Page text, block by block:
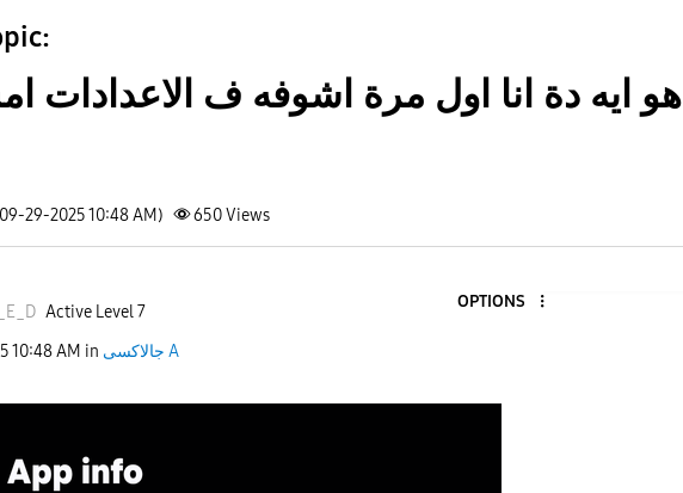
هو ايه دة انا اول مرة اشوفه ف الاعدادات
29-2025 10:48 AM) 650Views
Active Level 7
OPTIONS
10:48 AM in جالاكسى A